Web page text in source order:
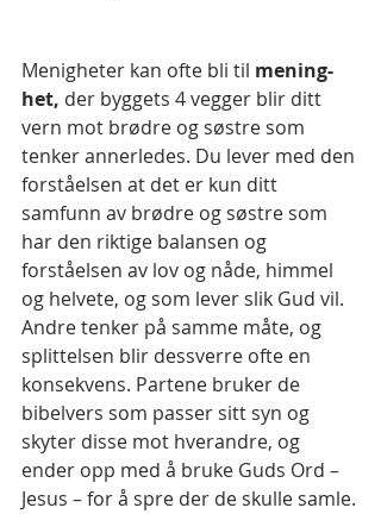
Menigheter kan ofte bli til mening-
het, der byggets 4 vegger blir ditt
vern mot brødre og søstre som
tenker annerledes. Du lever med den
forståelsen at det er kun ditt
samfunn av brødre og søstre som
har den riktige balansen og
forståelsen av lov og nåde, himmel
og helvete, og som lever slik Gud vil.
Andre tenker på samme måte, og
splittelsen blir dessverre ofte en
konsekvens. Partene bruker de
bibelvers som passer sitt syn og
skyter disse mot hverandre, og
ender opp med å bruke Guds Ord –
Jesus – for å spre der de skulle samle.